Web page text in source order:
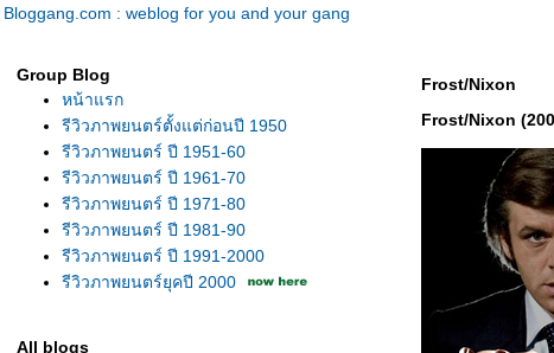
Bloggang.com : weblog for you and your gang
Group Blog
หน้าแรก
รีวิวภาพยนตร์ตั้งแต่ก่อนปี 1950
รีวิวภาพยนตร์ ปี 1951-60
รีวิวภาพยนตร์ ปี 1961-70
รีวิวภาพยนตร์ ปี 1971-80
รีวิวภาพยนตร์ ปี 1981-90
รีวิวภาพยนตร์ ปี 1991-2000
รีวิวภาพยนตร์ยุคปี 2000
All blogs
Frost/Nixon
Frost/Nixon